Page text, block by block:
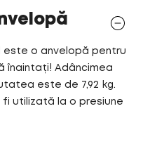
este o anvelopă pentru
înaintați! Adâncimea
este de 7,92 kg.
utilizată la o presiune